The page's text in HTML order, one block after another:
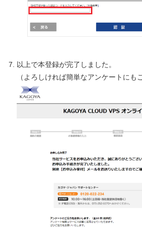
以上で本登録が完了しました。
（よろしければ簡単なアンケートにも